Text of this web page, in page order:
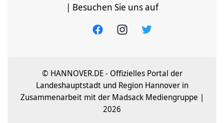
| Besuchen Sie uns auf
© HANNOVER.DE - Offizielles Portal der
Landeshauptstadt und Region Hannover in
Zusammenarbeit mit der Madsack Mediengruppe |
2026